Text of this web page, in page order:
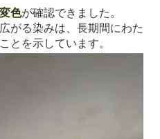
色が確認できました。
がる染みは、長期間にわた
とを示しています。